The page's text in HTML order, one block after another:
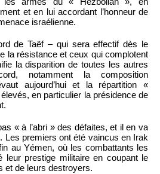
et en lui accordant l’honneur de
israélienne.
de Taëf – qui sera effectif dès le
la résistance et ceux qui complotent
la disparition de toutes les autres
notamment la composition
aujourd’hui et la répartition «
en particulier la présidence de
« à l’abri » des défaites, et il en va
Les premiers ont été vaincus en Irak
au Yémen, où les combattants les
leur prestige militaire en coupant le
et de leurs destroyers.